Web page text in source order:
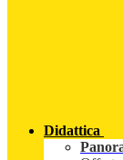
Didattica